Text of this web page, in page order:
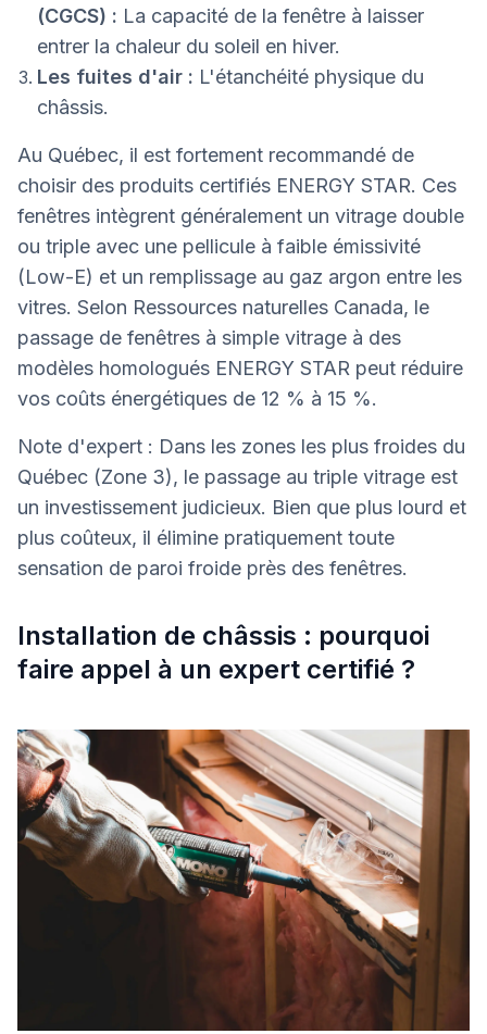
(CGCS) : La capacité de la fenêtre à laisser
entrer la chaleur du soleil en hiver.
Les fuites d'air : L'étanchéité physique du
châssis.
Au Québec, il est fortement recommandé de
choisir des produits certifiés ENERGY STAR. Ces
fenêtres intègrent généralement un vitrage double
ou triple avec une pellicule à faible émissivité
(Low-E) et un remplissage au gaz argon entre les
vitres. Selon Ressources naturelles Canada, le
passage de fenêtres à simple vitrage à des
modèles homologués ENERGY STAR peut réduire
vos coûts énergétiques de 12 % à 15 %.
Note d'expert : Dans les zones les plus froides du
Québec (Zone 3), le passage au triple vitrage est
un investissement judicieux. Bien que plus lourd et
plus coûteux, il élimine pratiquement toute
sensation de paroi froide près des fenêtres.
Installation de châssis : pourquoi
faire appel à un expert certifié ?